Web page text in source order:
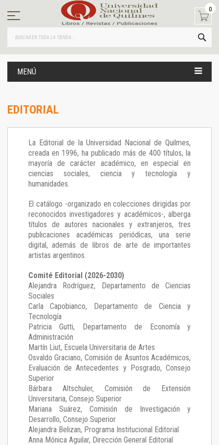
contenido
0
MENÚ
EDITORIAL
La Editorial de la Universidad Nacional de Quilmes,
creada en 1996, ha publicado más de 400 títulos, la
mayoría de carácter académico, en especial en
ciencias sociales, ciencia y tecnología y
humanidades.
El catálogo -organizado en colecciones dirigidas por
reconocidos investigadores y académicos-, alberga
títulos de autores nacionales y extranjeros, tres
publicaciones académicas periódicas, una serie
digital, además de libros de arte de importantes
artistas argentinos.
Comité Editorial (2026-2030)
Alejandra Rodríguez, Departamento de Ciencias
Sociales
Carla Capobianco, Departamento de Ciencia y
Tecnología
Patricia Gutti, Departamento de Economía y
Administración
Martín Liut, Escuela Universitaria de Artes
Osvaldo Graciano, Comisión de Asuntos Académicos,
Evaluación de Antecedentes y Posgrado, Consejo
Superior
Bárbara Altschuler, Comisión de Extensión
Universitaria, Consejo Superior
Mariana Suárez, Comisión de Investigación y
Desarrollo, Consejo Superior
Alejandra Belizan, Programa Institucional Editorial
Anna Mónica Aguilar, Dirección General Editorial